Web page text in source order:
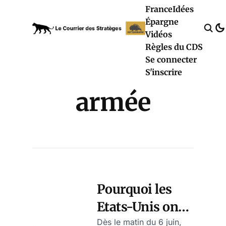
FranceIdées
Épargne
Vidéos
Règles du CDS
Se connecter
S'inscrire
armée
Pourquoi les
Etats-Unis ont
Dès le matin du 6 juin,